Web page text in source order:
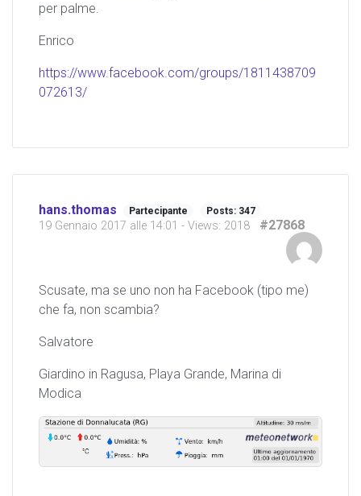
per palme.
Enrico
https://www.facebook.com/groups/1811438709
072613/
hans.thomas Partecipante Posts: 347
19 Gennaio 2017 alle 14:01 - Views: 2018 #27868
Scusate, ma se uno non ha Facebook (tipo me)
che fa, non scambia?
Salvatore
Giardino in Ragusa, Playa Grande, Marina di
Modica